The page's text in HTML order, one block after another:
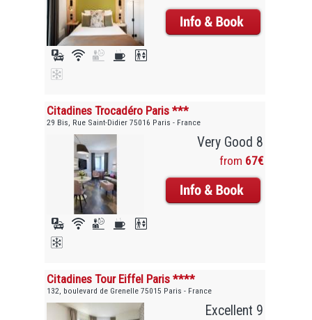
Citadines Trocadéro Paris ***
29 Bis, Rue Saint-Didier 75016 Paris - France
Very Good 8
from 67€
Citadines Tour Eiffel Paris ****
132, boulevard de Grenelle 75015 Paris - France
Excellent 9